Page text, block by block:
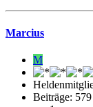
Marcius
M
Beiträge: 579